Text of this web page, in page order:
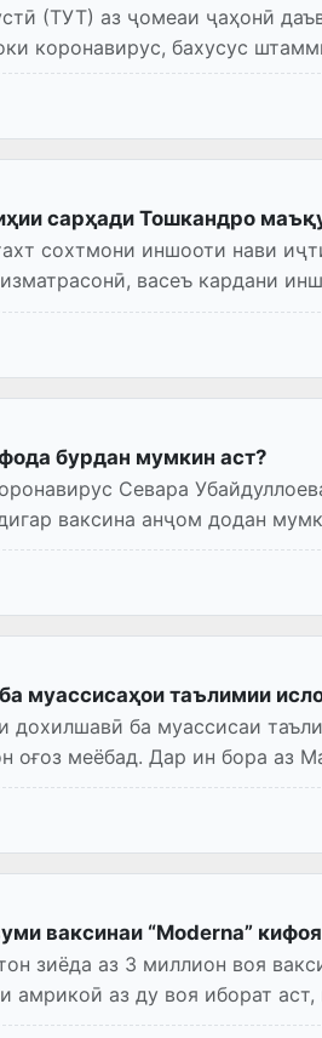
(ТУТ) аз ҷомеаи ҷаҳонӣ
коронавирус, бахусус
сарҳади Тошкандро
сохтмони иншооти нави
васеъ кардани
бурдан мумкин аст?
Севара Убайдуллоева дар бораи он
ваксина анҷом додан
муассисаҳои таълимии
дохилшавӣ ба муассисаи
оғоз меёбад. Дар ин бора аз
ваксинаи “Moderna”
зиёда аз 3 миллион воя
амрикоӣ аз ду воя иборат